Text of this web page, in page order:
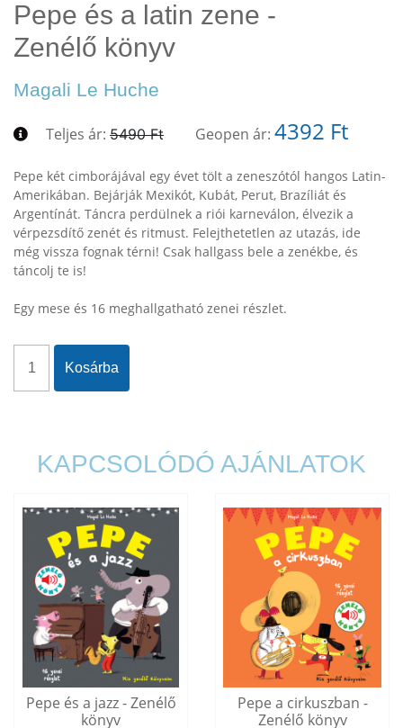
Pepe és a latin zene -
Zenélő könyv
Magali Le Huche
Teljes ár: 5490 Ft Geopen ár: 4392 Ft
Pepe két cimborájával egy évet tölt a zeneszótól hangos Latin-
Amerikában. Bejárják Mexikót, Kubát, Perut, Brazíliát és
Argentínát. Táncra perdülnek a riói karneválon, élvezik a
vérpezsdítő zenét és ritmust. Felejthetetlen az utazás, ide
még vissza fognak térni! Csak hallgass bele a zenékbe, és
táncolj te is!
Egy mese és 16 meghallgatható zenei részlet.
Kosárba
KAPCSOLÓDÓ AJÁNLATOK
Pepe és a jazz - Zenélő
könyv
Pepe a cirkuszban -
Zenélő könyv